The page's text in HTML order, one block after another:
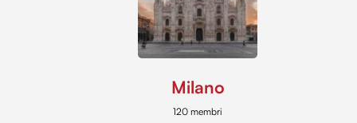
Milano
120 membri